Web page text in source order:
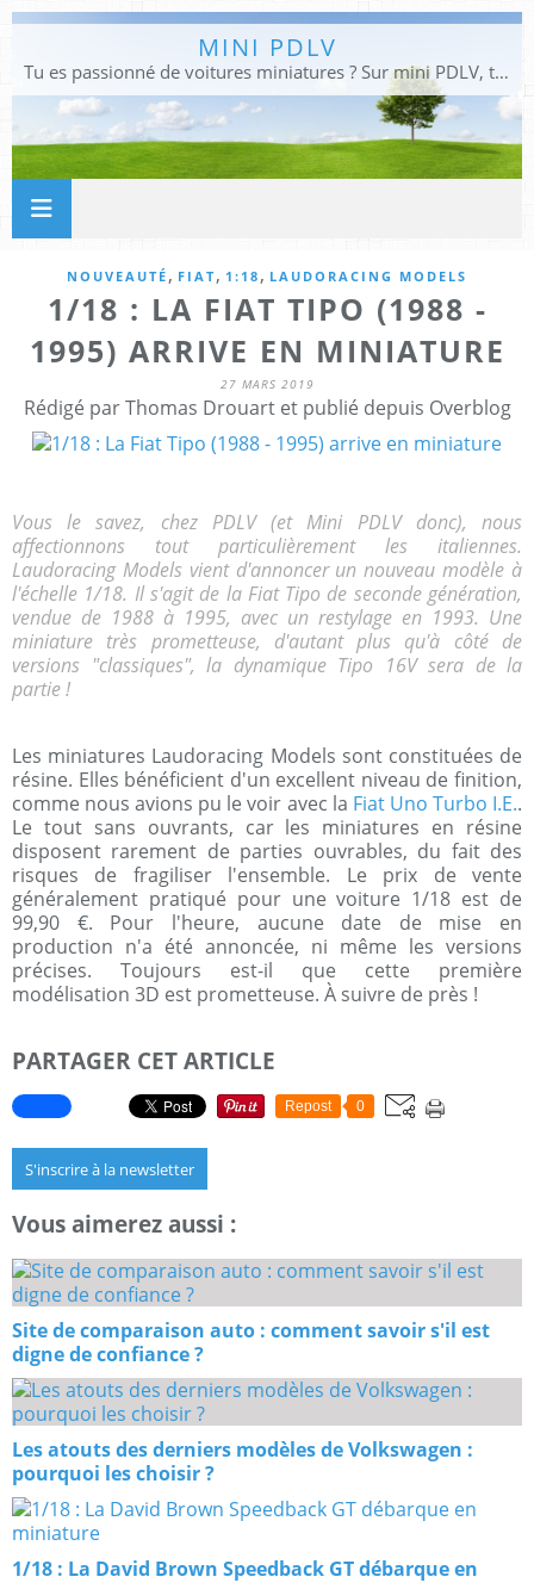
MINI PDLV
Tu es passionné de voitures miniatures ? Sur mini PDLV, tu trouveras les meilleurs bons plans pour acheter des voitures au 1:43, 1:18 ou 1:24. Tu pourras aussi découvrir des modèles de collection sous tous leurs angles. Pour ne rien louper de l'actualité des voitures miniatures, rejoins-nous !
NOUVEAUTÉ , FIAT, 1:18 , LAUDORACING MODELS
1/18 : LA FIAT TIPO (1988 -
1995) ARRIVE EN MINIATURE
27 MARS 2019
Rédigé par Thomas Drouart et publié depuis Overblog
Vous le savez, chez PDLV (et Mini PDLV donc), nous
affectionnons tout particulièrement les italiennes.
Laudoracing Models vient d'annoncer un nouveau modèle à
l'échelle 1/18. Il s'agit de la Fiat Tipo de seconde génération,
vendue de 1988 à 1995, avec un restylage en 1993. Une
miniature très prometteuse, d'autant plus qu'à côté de
versions "classiques", la dynamique Tipo 16V sera de la
partie !
Les miniatures Laudoracing Models sont constituées de
résine. Elles bénéficient d'un excellent niveau de finition,
comme nous avions pu le voir avec la Fiat Uno Turbo I.E..
Le tout sans ouvrants, car les miniatures en résine
disposent rarement de parties ouvrables, du fait des
risques de fragiliser l'ensemble. Le prix de vente
généralement pratiqué pour une voiture 1/18 est de
99,90 €. Pour l'heure, aucune date de mise en
production n'a été annoncée, ni même les versions
précises. Toujours est-il que cette première
modélisation 3D est prometteuse. À suivre de près !
PARTAGER CET ARTICLE
Repost 0
S'inscrire à la newsletter
Vous aimerez aussi :
Site de comparaison auto : comment savoir s'il est
digne de confiance ?
Les atouts des derniers modèles de Volkswagen :
pourquoi les choisir ?
1/18 : La David Brown Speedback GT débarque en